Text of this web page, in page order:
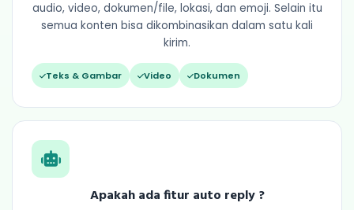
audio, video, dokumen/file, lokasi, dan emoji. Selain itu
semua konten bisa dikombinasikan dalam satu kali
kirim.
Teks & Gambar Video Dokumen
Apakah ada fitur auto reply ?